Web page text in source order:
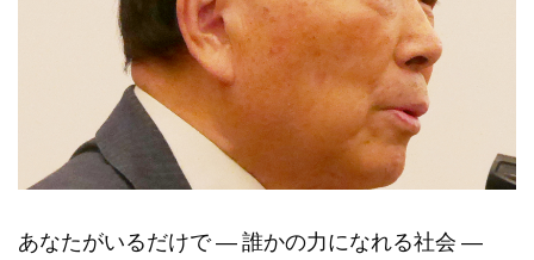
あなたがいるだけで ― 誰かの力になれる社会 ―